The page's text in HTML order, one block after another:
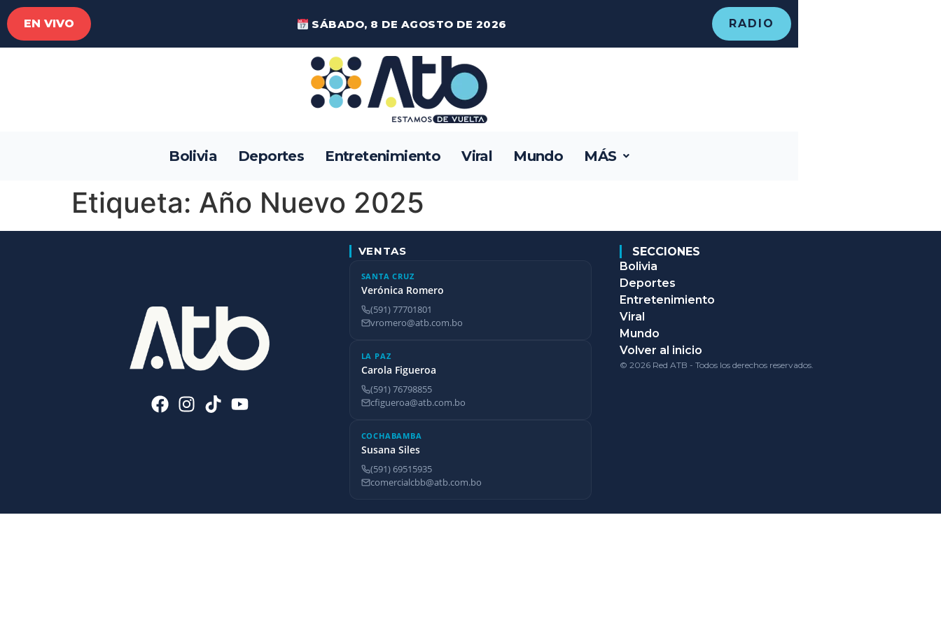
EN VIVO SÁBADO, 8 DE AGOSTO DE 2026 RADIO
Bolivia Deportes Entretenimiento Viral Mundo MÁS
Etiqueta: Año Nuevo 2025
VENTAS
SANTA CRUZ
Verónica Romero
(591) 77701801
vromero@atb.com.bo
LA PAZ
Carola Figueroa
(591) 76798855
cfigueroa@atb.com.bo
COCHABAMBA
Susana Siles
(591) 69515935
comercialcbb@atb.com.bo
SECCIONES
Bolivia
Deportes
Entretenimiento
Viral
Mundo
Volver al inicio
© 2026 Red ATB - Todos los derechos reservados.